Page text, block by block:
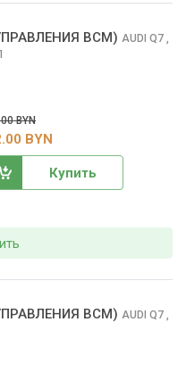
BCM) AUDI Q7
BYN
BYN
Купить
BCM) AUDI Q7